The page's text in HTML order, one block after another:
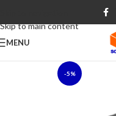
Skip to main content
MENU
-5%